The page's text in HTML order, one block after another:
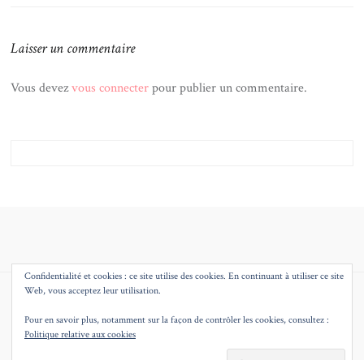
Laisser un commentaire
Vous devezvous connecterpour publier un commentaire.
JUSTGOODTHEMES.COM
Confidentialité et cookies : ce site utilise des cookies. En continuant à utiliser ce site
Web, vous acceptez leur utilisation.
Pour en savoir plus, notamment sur la façon de contrôler les cookies, consultez :
Politique relative aux cookies